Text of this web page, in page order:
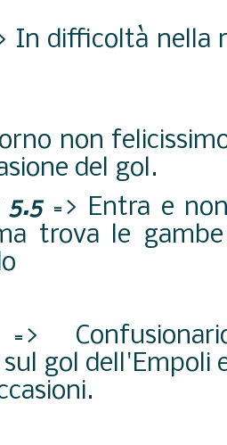
In difficoltà nella
non
del gol.
5.5=> Entra e
trova le gambe
gol dell'Empoli